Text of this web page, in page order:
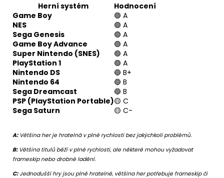
Herní systém
Hodnocení
Game Boy
🟢 A
NES
🟢 A
Sega Genesis
🟢 A
Game Boy Advance
🟢 A
Super Nintendo (SNES)
🟢 A
PlayStation 1
🟢 A
Nintendo DS
🔵 B+
Nintendo 64
🔵 B
Sega Dreamcast
🔵 B
PSP (PlayStation Portable)🟡 C
Sega Saturn
🟡 C-
A:Většina her je hratelná v plné rychlosti bez jakýchkoli problémů.
B:Většina titulů běží v plné rychlosti, ale některé mohou vyžadovat
frameskip nebo drobné ladění.
C:Jednodušší hry jsou plně hratelné, většina her potřebuje frameskip či